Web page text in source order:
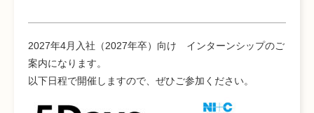
2027年4月入社（2027年卒）向け インターンシップのご
案内になります。
以下日程で開催しますので、ぜひご参加ください。